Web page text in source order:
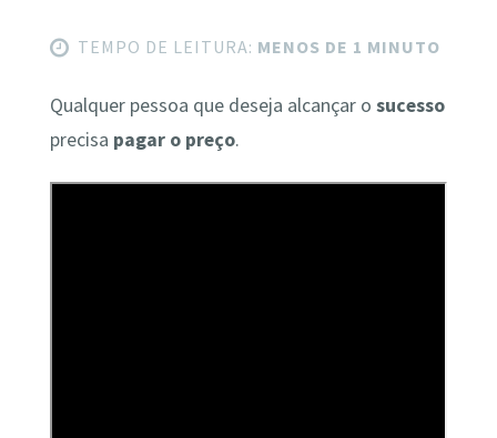
TEMPO DE LEITURA: MENOS DE 1 MINUTO
Qualquer pessoa que deseja alcançar o sucesso
precisa pagar o preço.